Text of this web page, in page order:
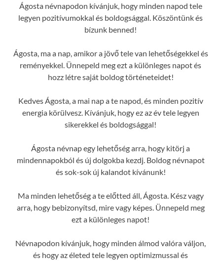
Ágosta névnapodon kívánjuk, hogy minden napod tele
legyen pozitívumokkal és boldogsággal. Köszöntünk és
bízunk benned!
Ágosta, ma a nap, amikor a jövő tele van lehetőségekkel és
reményekkel. Ünnepeld meg ezt a különleges napot és
hozz létre saját boldog történeteidet!
Kedves Ágosta, a mai nap a te napod, és minden pozitív
energia körülvesz. Kívánjuk, hogy ez az év tele legyen
sikerekkel és boldogsággal!
Ágosta névnap egy lehetőség arra, hogy kitörj a
mindennapokból és új dolgokba kezdj. Boldog névnapot
és sok-sok új kalandot kívánunk!
Ma minden lehetőség a te előtted áll, Ágosta. Kész vagy
arra, hogy bebizonyítsd, mire vagy képes. Ünnepeld meg
ezt a különleges napot!
Névnapodon kívánjuk, hogy minden álmod valóra váljon,
és hogy az életed tele legyen optimizmussal és